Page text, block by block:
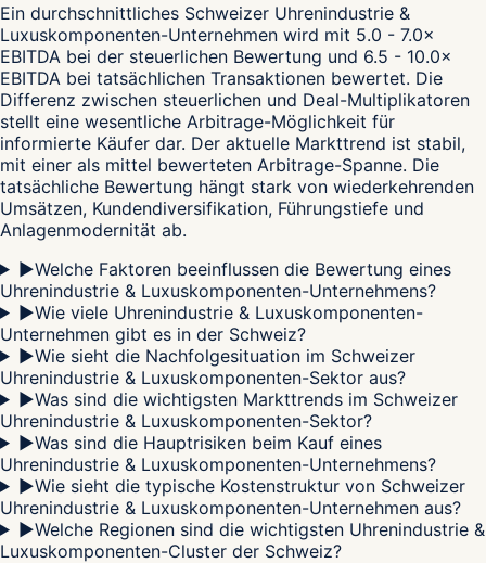
Ein durchschnittliches Schweizer Uhrenindustrie &
Luxuskomponenten-Unternehmen wird mit 5.0 - 7.0×
EBITDA bei der steuerlichen Bewertung und 6.5 - 10.0×
EBITDA bei tatsächlichen Transaktionen bewertet. Die
Differenz zwischen steuerlichen und Deal-Multiplikatoren
stellt eine wesentliche Arbitrage-Möglichkeit für
informierte Käufer dar. Der aktuelle Markttrend ist stabil,
mit einer als mittel bewerteten Arbitrage-Spanne. Die
tatsächliche Bewertung hängt stark von wiederkehrenden
Umsätzen, Kundendiversifikation, Führungstiefe und
Anlagenmodernität ab.
▶Welche Faktoren beeinflussen die Bewertung eines
Uhrenindustrie & Luxuskomponenten-Unternehmens?
▶Wie viele Uhrenindustrie & Luxuskomponenten-
Unternehmen gibt es in der Schweiz?
▶Wie sieht die Nachfolgesituation im Schweizer
Uhrenindustrie & Luxuskomponenten-Sektor aus?
▶Was sind die wichtigsten Markttrends im Schweizer
Uhrenindustrie & Luxuskomponenten-Sektor?
▶Was sind die Hauptrisiken beim Kauf eines
Uhrenindustrie & Luxuskomponenten-Unternehmens?
▶Wie sieht die typische Kostenstruktur von Schweizer
Uhrenindustrie & Luxuskomponenten-Unternehmen aus?
▶Welche Regionen sind die wichtigsten Uhrenindustrie &
Luxuskomponenten-Cluster der Schweiz?